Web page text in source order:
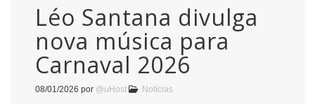
Léo Santana divulga
nova música para
Carnaval 2026
08/01/2026 por @uHost Notícias